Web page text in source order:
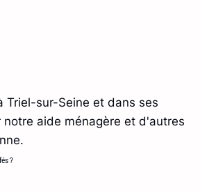
Triel-sur-Seine et dans ses
aide ménagère et d'autres
?